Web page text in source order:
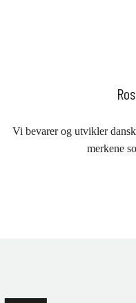
Vi bevarer og utvikler
merkene